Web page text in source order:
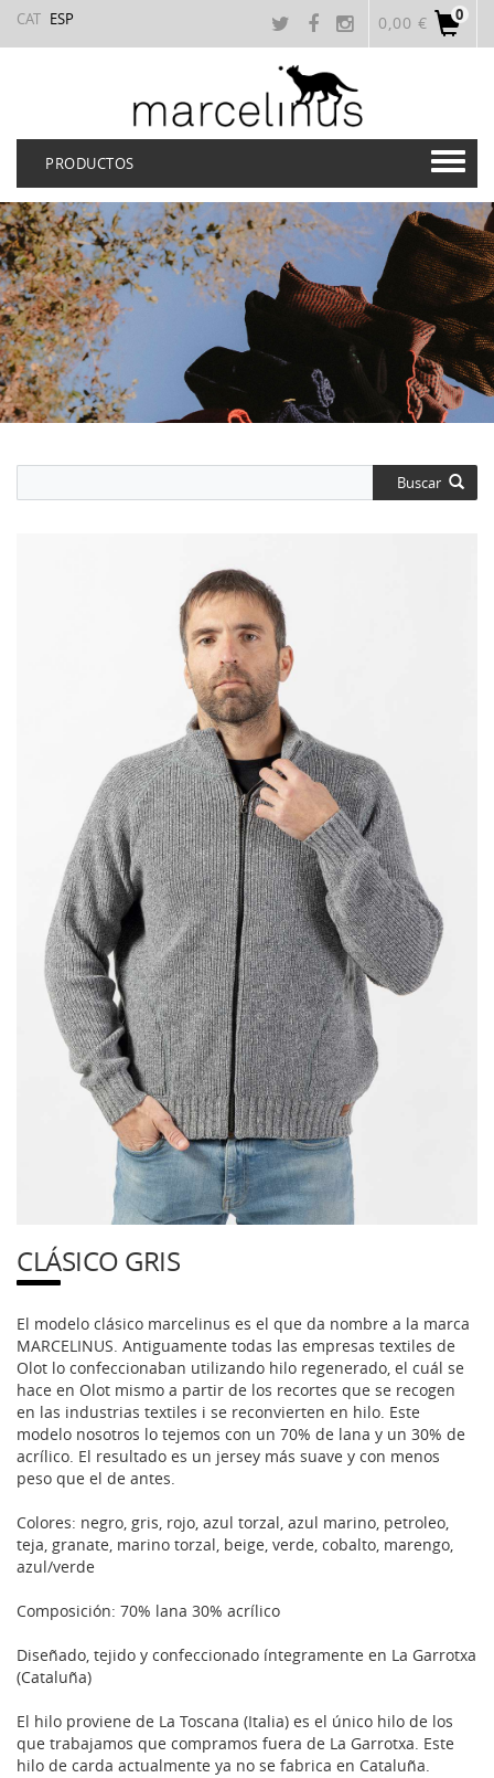
CAT ESP 0
0,00 €
PRODUCTOS
Buscar
CLÁSICO GRIS
El modelo clásico marcelinus es el que da nombre a la marca
MARCELINUS. Antiguamente todas las empresas textiles de
Olot lo confeccionaban utilizando hilo regenerado, el cuál se
hace en Olot mismo a partir de los recortes que se recogen
en las industrias textiles i se reconvierten en hilo. Este
modelo nosotros lo tejemos con un 70% de lana y un 30% de
acrílico. El resultado es un jersey más suave y con menos
peso que el de antes.
Colores: negro, gris, rojo, azul torzal, azul marino, petroleo,
teja, granate, marino torzal, beige, verde, cobalto, marengo,
azul/verde
Composición: 70% lana 30% acrílico
Diseñado, tejido y confeccionado íntegramente en La Garrotxa
(Cataluña)
El hilo proviene de La Toscana (Italia) es el único hilo de los
que trabajamos que compramos fuera de La Garrotxa. Este
hilo de carda actualmente ya no se fabrica en Cataluña.